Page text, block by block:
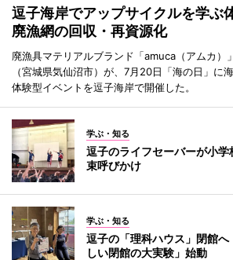
逗子海岸でアップサイクルを学ぶ
廃漁網の回収・再資源化
廃漁具マテリアルブランド「amuca（アムカ）
（宮城県気仙沼市）が、7月20日「海の日」に
体験型イベントを逗子海岸で開催した。
学ぶ・知る
逗子のライフセーバーが小
束呼びかけ
学ぶ・知る
逗子の「理科ハウス」閉館
しい閉館の大実験」始動